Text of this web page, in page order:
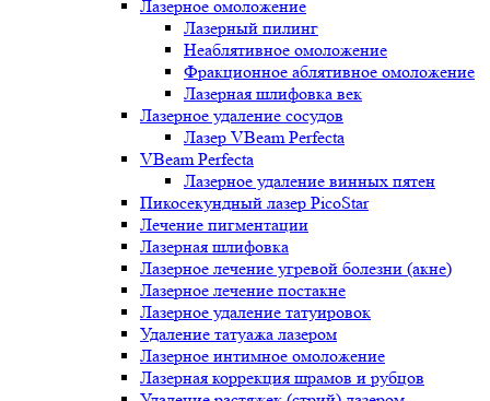
Лазерное омоложение
Лазерный пилинг
Неаблятивное омоложение
Фракционное аблятивное омоложение
Лазерная шлифовка век
Лазерное удаление сосудов
Лазер VBeam Perfecta
VBeam Perfecta
Лазерное удаление винных пятен
Пикосекундный лазер PicoStar
Лечение пигментации
Лазерная шлифовка
Лазерное лечение угревой болезни (акне)
Лазерное лечение постакне
Лазерное удаление татуировок
Удаление татуажа лазером
Лазерное интимное омоложение
Лазерная коррекция шрамов и рубцов